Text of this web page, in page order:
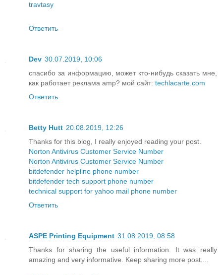
travtasy
Ответить
Dev 30.07.2019, 10:06
спасибо за информацию, может кто-нибудь сказать мне,
как работает реклама amp? мой сайт: techlacarte.com
Ответить
Betty Hutt 20.08.2019, 12:26
Thanks for this blog, I really enjoyed reading your post.
Norton Antivirus Customer Service Number
Norton Antivirus Customer Service Number
bitdefender helpline phone number
bitdefender tech support phone number
technical support for yahoo mail phone number
Ответить
ASPE Printing Equipment 31.08.2019, 08:58
Thanks for sharing the useful information. It was really
amazing and very informative. Keep sharing more post....